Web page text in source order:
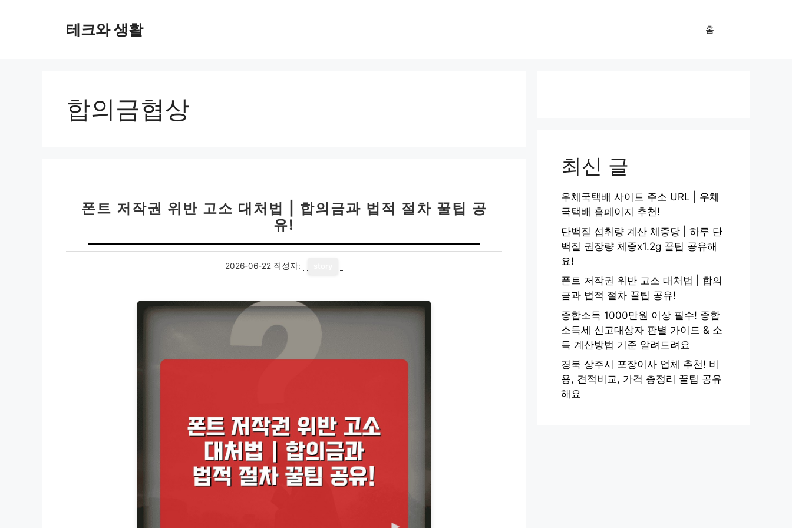
테크와 생활 홈
합의금협상
폰트 저작권 위반 고소 대처법 | 합의금과 법적 절차 꿀팁 공
유!
2026-06-22 작성자:
최신 글
우체국택배 사이트 주소 URL | 우체
국택배 홈페이지 추천!
단백질 섭취량 계산 체중당 | 하루 단
백질 권장량 체중x1.2g 꿀팁 공유해
요!
폰트 저작권 위반 고소 대처법 | 합의
금과 법적 절차 꿀팁 공유!
종합소득 1000만원 이상 필수! 종합
소득세 신고대상자 판별 가이드 & 소
득 계산방법 기준 알려드려요
경북 상주시 포장이사 업체 추천! 비
용, 견적비교, 가격 총정리 꿀팁 공유
해요